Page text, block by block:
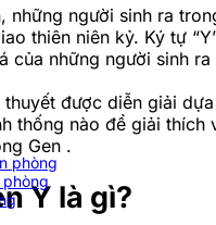
phòng
những người sinh ra
thiên niên kỷ. Ký tự
của những người sinh
thuyết được diễn giải
thống nào để giải
Gen .
Y là gì?